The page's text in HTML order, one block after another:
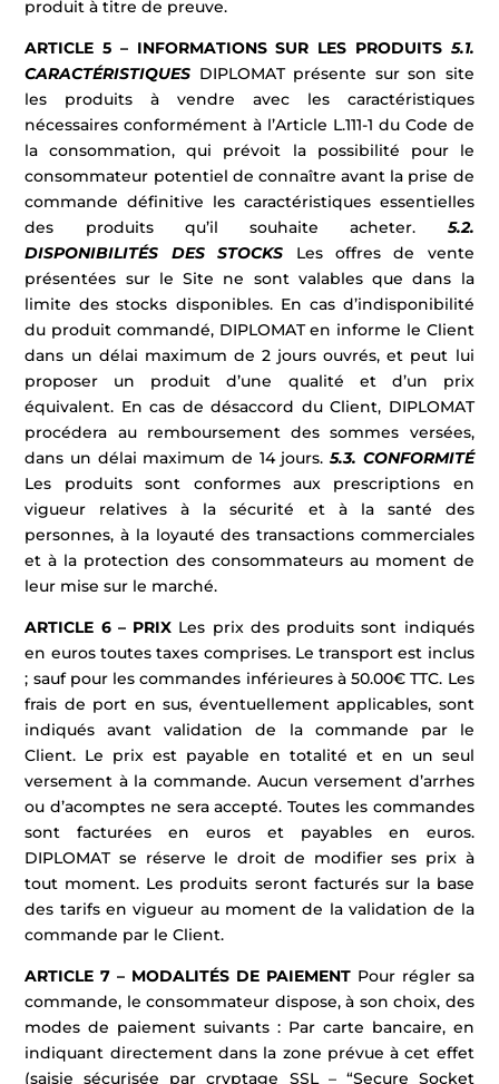
produit à titre de preuve.
ARTICLE 5 – INFORMATIONS SUR LES PRODUITS 5.1.
CARACTÉRISTIQUES DIPLOMAT présente sur son site
les produits à vendre avec les caractéristiques
nécessaires conformément à l’Article L.111-1 du Code de
la consommation, qui prévoit la possibilité pour le
consommateur potentiel de connaître avant la prise de
commande définitive les caractéristiques essentielles
des produits qu’il souhaite acheter. 5.2.
DISPONIBILITÉS DES STOCKS Les offres de vente
présentées sur le Site ne sont valables que dans la
limite des stocks disponibles. En cas d’indisponibilité
du produit commandé, DIPLOMAT en informe le Client
dans un délai maximum de 2 jours ouvrés, et peut lui
proposer un produit d’une qualité et d’un prix
équivalent. En cas de désaccord du Client, DIPLOMAT
procédera au remboursement des sommes versées,
dans un délai maximum de 14 jours. 5.3. CONFORMITÉ
Les produits sont conformes aux prescriptions en
vigueur relatives à la sécurité et à la santé des
personnes, à la loyauté des transactions commerciales
et à la protection des consommateurs au moment de
leur mise sur le marché.
ARTICLE 6 – PRIX Les prix des produits sont indiqués
en euros toutes taxes comprises. Le transport est inclus
; sauf pour les commandes inférieures à 50.00€ TTC. Les
frais de port en sus, éventuellement applicables, sont
indiqués avant validation de la commande par le
Client. Le prix est payable en totalité et en un seul
versement à la commande. Aucun versement d’arrhes
ou d’acomptes ne sera accepté. Toutes les commandes
sont facturées en euros et payables en euros.
DIPLOMAT se réserve le droit de modifier ses prix à
tout moment. Les produits seront facturés sur la base
des tarifs en vigueur au moment de la validation de la
commande par le Client.
ARTICLE 7 – MODALITÉS DE PAIEMENTPour régler sa
commande, le consommateur dispose, à son choix, des
modes de paiement suivants : Par carte bancaire, en
indiquant directement dans la zone prévue à cet effet
(saisie sécurisée par cryptage SSL – “Secure Socket